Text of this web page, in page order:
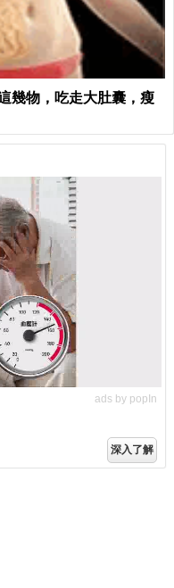
幾物，吃走大肚囊，瘦
ads by popIn
深入了解